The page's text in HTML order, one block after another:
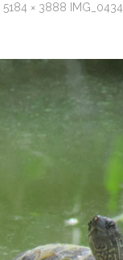
5184 × 3888 IMG_0434